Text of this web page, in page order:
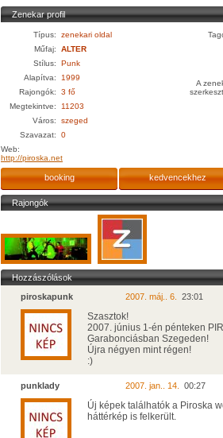
Zenekar profil
Típus:
zenekari oldal
Műfaj:
ALTER
Stílus:
Punk
Alapítva:
1999
Rajongók:
3 fő
Megtekintve:
11203
Város:
szeged
Szavazat:
0
Web:
http://piroska.net
A
booking kedvencekhez
Rajongók
Hozzászólások
piroskapunk
2007. máj.. 6. 23:01
Szasztok!
2007. június 1-én pénteken
Garabonciásban Szegeden!
Újra négyen mint régen!
:)
punklady 2007. jan.. 14. 00:27
Új képek találhatók a Piroska
háttérkép is felkerült.